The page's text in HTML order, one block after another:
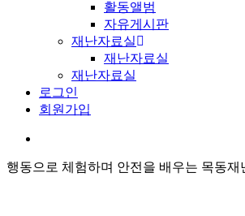
활동앨범
자유게시판
재난자료실
재난자료실
재난자료실
로그인
회원가입
행동으로 체험하며 안전을 배우는 목동재